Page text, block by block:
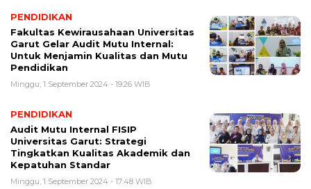
PENDIDIKAN
Fakultas Kewirausahaan Universitas
Garut Gelar Audit Mutu Internal:
Untuk Menjamin Kualitas dan Mutu
Pendidikan
Minggu, 1 September 2024 - 19:26 WIB
PENDIDIKAN
Audit Mutu Internal FISIP
Universitas Garut: Strategi
Tingkatkan Kualitas Akademik dan
Kepatuhan Standar
Minggu, 1 September 2024 - 17:48 WIB